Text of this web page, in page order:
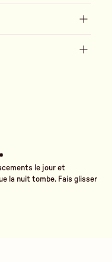
le jour et
la nuit tombe. Fais glisser